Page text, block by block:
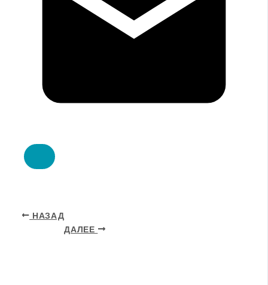
НАЗАД
ДАЛЕЕ